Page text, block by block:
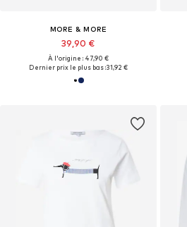
MORE & MORE
39,90 €
À l'origine : 47,90 €
Dernier prix le plus bas :31,92 €